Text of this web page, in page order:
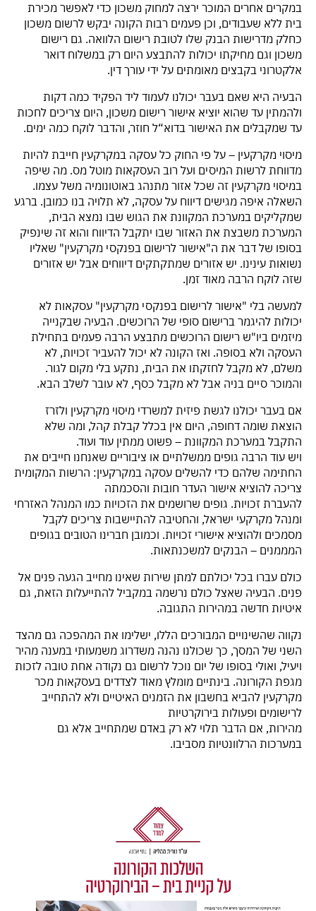
במקרים אחרים המוכר ירצה למחוק משכון כדי לאפשר מכירת
בית ללא שעבודים, וכן פעמים רבות הקונה יבקש לרשום משכון
כחלק מדרישות הבנק שלו לטובת רישום הלוואה. גם רישום
משכון וגם מחיקתו יכולות להתבצע היום רק במשלוח דואר
אלקטרוני בקבצים מאומתים על ידי עורך דין.
הבעיה היא שאם בעבר יכולנו לעמוד ליד הפקיד כמה דקות
ולהמתין עד שהוא יוציא אישור רישום משכון, היום צריכים לחכות
עד שמקבלים את האישור בדוא“ל חוזר, והדבר לוקח כמה ימים.
מיסוי מקרקעין – על פי החוק כל עסקה במקרקעין חייבת להיות
מדווחת לרשות המיסים ועל רוב העסקאות מוטל מס. מה שיפה
במיסוי מקרקעין זה שכל אזור מתנהג באוטונומיה משל עצמו.
השאלה איפה מגישים דיווח על עסקה, לא תלויה בנו כמובן. ברגע
שמקליקים במערכת המקוונת את הגוש שבו נמצא הבית,
המערכת משבצת את האזור שבו יתקבל הדיווח והוא זה שינפיק
בסופו של דבר את ה"אישור לרישום בפנקסי מקרקעין" שאליו
נשואות עינינו. יש אזורים שמתקתקים דיווחים אבל יש אזורים
שזה לוקח הרבה מאוד זמן.
למעשה בלי "אישור לרישום בפנקסי מקרקעין" עסקאות לא
יכולות להיגמר ברישום סופי של הרוכשים. הבעיה שבקנייה
מיזמים ביו"ש רישום הרוכשים מתבצע הרבה פעמים בתחילת
העסקה ולא בסופה. ואז הקונה לא יכול להעביר זכויות, לא
משלם, לא מקבל לחזקתו את הבית, נתקע בלי מקום לגור.
והמוכר סיים בניה אבל לא מקבל כסף, לא עובר לשלב הבא.
אם בעבר יכולנו לגשת פיזית למשרדי מיסוי מקרקעין ולזרז
הוצאת שומה דחופה, היום אין בכלל קבלת קהל, ומה שלא
התקבל במערכת המקוונת – פשוט ממתין עוד ועוד.
ויש עוד הרבה גופים ממשלתיים או ציבוריים שאנחנו חייבים את
החתימה שלהם כדי להשלים עסקה במקרקעין: הרשות המקומית
צריכה להוציא אישור העדר חובות והסכמתה
להעברת זכויות. גופים שרושמים את הזכויות כמו המנהל האזרחי
ומנהל מקרקעי ישראל, והחטיבה להתיישבות צריכים לקבל
מסמכים ולהוציא אישורי זכויות. וכמובן חברינו הטובים בגופים
המממנים – הבנקים למשכנתאות.
כולם עברו בכל יכולתם למתן שירות שאינו מחייב הגעה פנים אל
פנים. הבעיה שאצל כולם נרשמה במקביל להתייעלות הזאת, גם
איטיות חדשה במהירות התגובה.
נקווה שהשינויים המבורכים הללו, ישלימו את המהפכה גם מהצד
השני של המסך, כך שכולנו נהנה משדרוג משמעותי במענה מהיר
ויעיל, ואולי בסופו של יום נוכל לרשום גם נקודה אחת טובה לזכות
מגפת הקורונה. בינתיים מומלץ מאוד לצדדים בעסקאות מכר
מקרקעין להביא בחשבון את הזמנים האיטיים ולא להתחייב
לרישומים ופעולות בירוקרטיות
מהירות, אם הדבר תלוי לא רק באדם שמתחייב אלא גם
במערכות הרלוונטיות מסביבו.